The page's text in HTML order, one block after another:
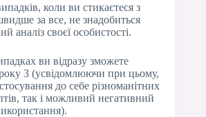
коли ви стикаєтеся з
за все, не знадобиться
аналіз своєї особистості.
ви відразу зможете
3 (усвідомлюючи при цьому,
до себе різноманітних
так і можливий негативний